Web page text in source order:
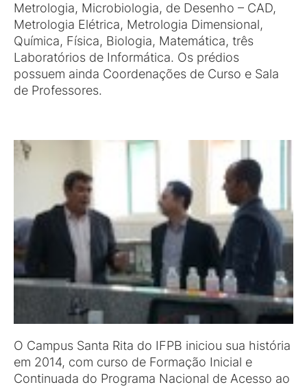
Metrologia, Microbiologia, de Desenho – CAD,
Metrologia Elétrica, Metrologia Dimensional,
Química, Física, Biologia, Matemática, três
Laboratórios de Informática. Os prédios
possuem ainda Coordenações de Curso e Sala
de Professores.
O Campus Santa Rita do IFPB iniciou sua história
em 2014, com curso de Formação Inicial e
Continuada do Programa Nacional de Acesso ao